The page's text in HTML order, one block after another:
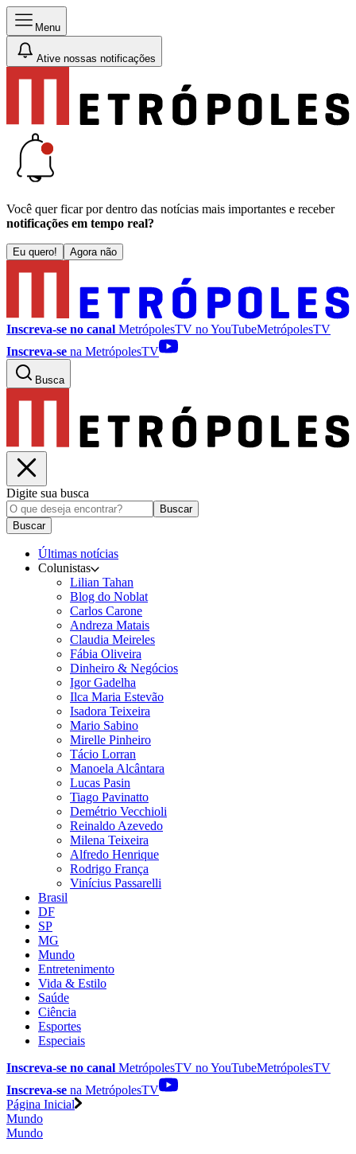
Menu
Ative nossas notificações
Você quer ficar por dentro das notícias mais importantes e receber
notificações em tempo real?
Eu quero! Agora não
Inscreva-se no canal MetrópolesTV noYouTubeMetrópolesTV
Inscreva-se na MetrópolesTV
Busca
Digite sua busca
Buscar
Buscar
Últimas notícias
Colunistas
Lilian Tahan
Blog do Noblat
Carlos Carone
Andreza Matais
Claudia Meireles
Fábia Oliveira
Dinheiro & Negócios
Igor Gadelha
Ilca Maria Estevão
Isadora Teixeira
Mario Sabino
Mirelle Pinheiro
Tácio Lorran
Manoela Alcântara
Lucas Pasin
Tiago Pavinatto
Demétrio Vecchioli
Reinaldo Azevedo
Milena Teixeira
Alfredo Henrique
Rodrigo França
Vinícius Passarelli
Brasil
DF
SP
MG
Mundo
Entretenimento
Vida & Estilo
Saúde
Ciência
Esportes
Especiais
Inscreva-se no canal MetrópolesTV noYouTubeMetrópolesTV
Inscreva-se na MetrópolesTV
Página Inicial
Mundo
Mundo